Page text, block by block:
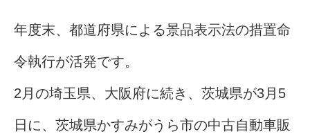
年度末、都道府県による景品表示法の措置命
令執行が活発です。
2月の埼玉県、大阪府に続き、茨城県が3月5
日に、茨城県かすみがうら市の中古自動車販